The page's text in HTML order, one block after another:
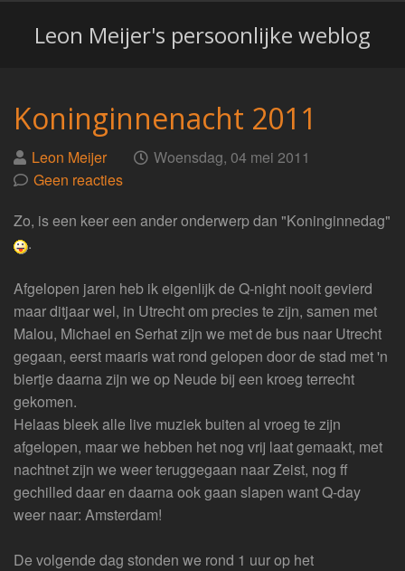
Leon Meijer's persoonlijke weblog
Koninginnenacht 2011
Geplaatst
door
Leon Meijer op Woensdag, 04 mei 2011
Geen reacties
Zo, is een keer een ander onderwerp dan "Koninginnedag"
.
Afgelopen jaren heb ik eigenlijk de Q-night nooit gevierd
maar ditjaar wel, in Utrecht om precies te zijn, samen met
Malou, Michael en Serhat zijn we met de bus naar Utrecht
gegaan, eerst maaris wat rond gelopen door de stad met 'n
biertje daarna zijn we op Neude bij een kroeg terrecht
gekomen.
Helaas bleek alle live muziek buiten al vroeg te zijn
afgelopen, maar we hebben het nog vrij laat gemaakt, met
nachtnet zijn we weer teruggegaan naar Zeist, nog ff
gechilled daar en daarna ook gaan slapen want Q-day
weer naar: Amsterdam!
De volgende dag stonden we rond 1 uur op het